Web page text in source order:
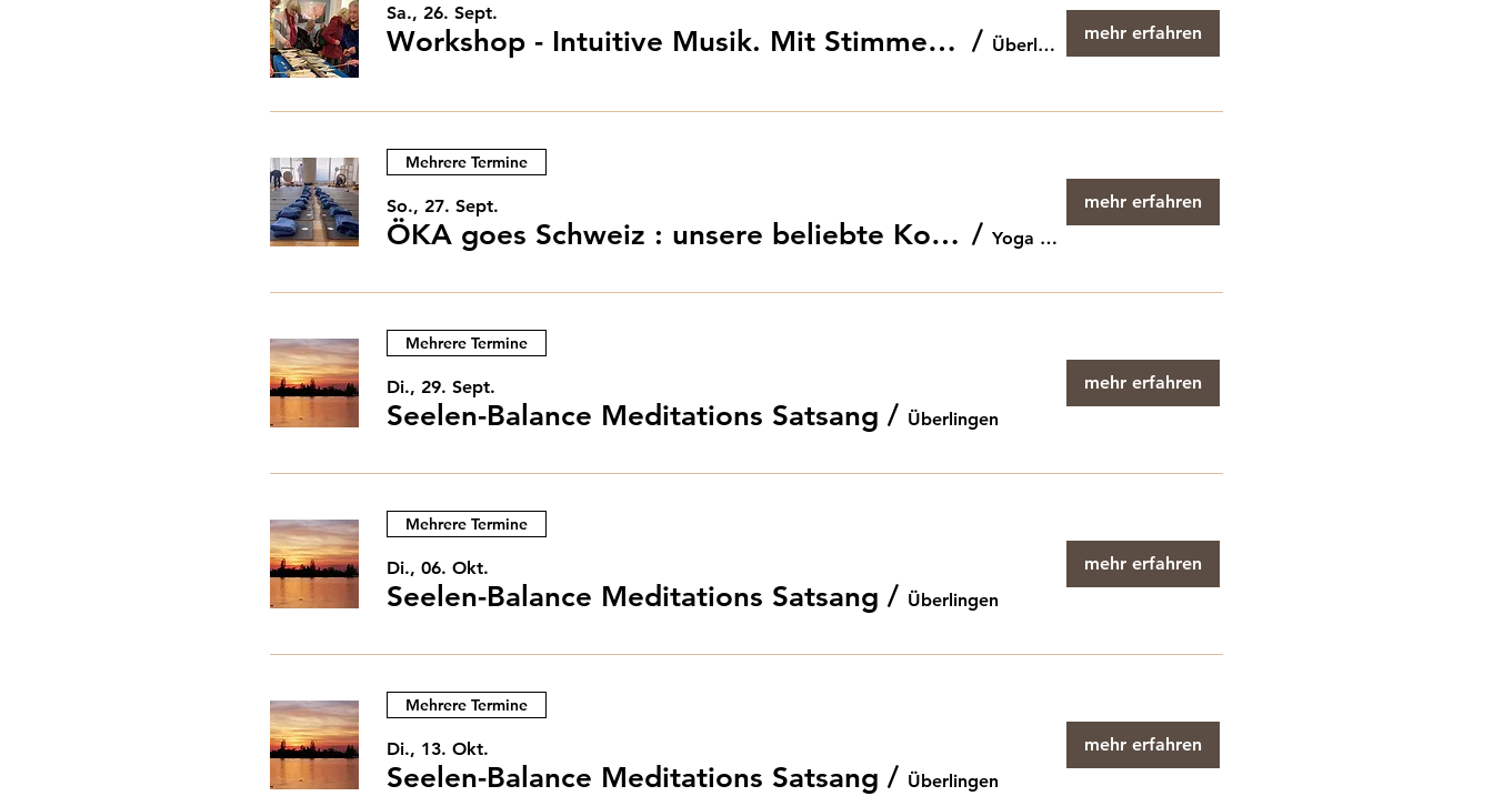
Sa., 26. Sept.
Workshop - Intuitive Musik. Mit Stimme und Natur-Klang-Instrumenten und Ulrike Hethey / Überlingen
mehr erfahren
Mehrere Termine
So., 27. Sept.
ÖKA goes Schweiz : unsere beliebte Kooperation: Klangbad im Yoga Grenzenlos Kreuzlingen / Yoga Grenzenlos
mehr erfahren
Mehrere Termine
Di., 29. Sept.
Seelen-Balance Meditations Satsang / Überlingen
mehr erfahren
Mehrere Termine
Di., 06. Okt.
Seelen-Balance Meditations Satsang / Überlingen
mehr erfahren
Mehrere Termine
Di., 13. Okt.
Seelen-Balance Meditations Satsang / Überlingen
mehr erfahren